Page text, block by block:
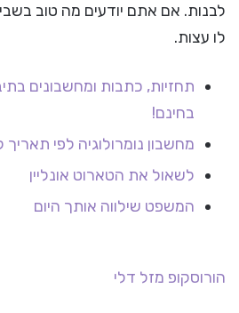
לבנות. אם אתם יודעים מה טוב
לו עצות.
תחזיות, כתבות ומחשבונים
בחינם!
מחשבון נומרולוגיה לפי תאריך
לשאול את הטארוט אונליין
המשפט שילווה אותך היום
הורוסקופ מזל דלי